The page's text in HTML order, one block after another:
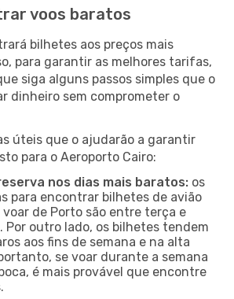
voos baratos
bilhetes aos preços mais
para garantir as melhores tarifas,
siga alguns passos simples que o
dinheiro sem comprometer o
úteis que o ajudarão a garantir
para o Aeroporto Cairo:
nos dias mais baratos: os
para encontrar bilhetes de avião
voar de Porto são entre terça e
outro lado, os bilhetes tendem
aos fins de semana e na alta
se voar durante a semana
é mais provável que encontre